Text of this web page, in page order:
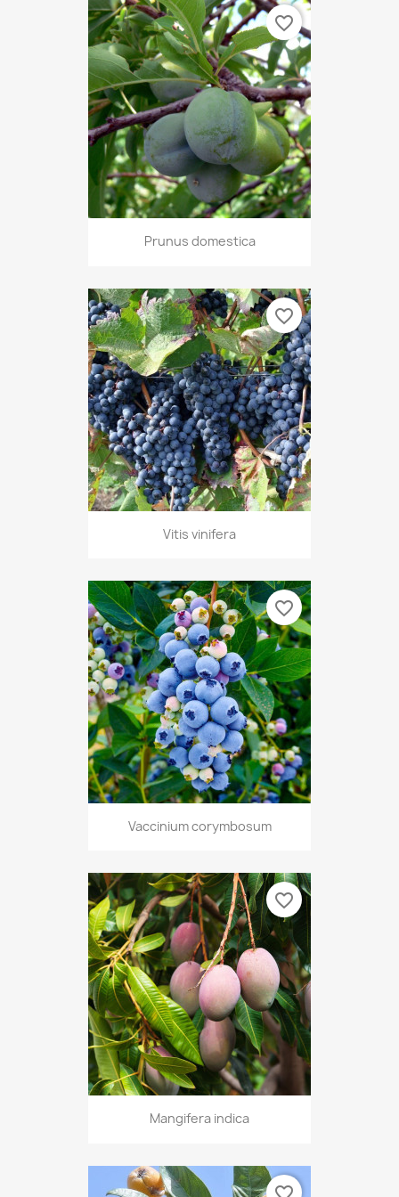
Prunus domestica
favorite_border
Vitis vinifera
favorite_border
Vaccinium corymbosum
favorite_border
Mangifera indica
favorite_border